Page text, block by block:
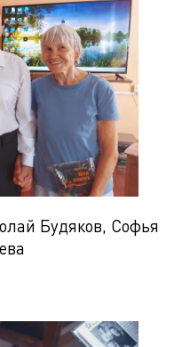
Будяков, Софья